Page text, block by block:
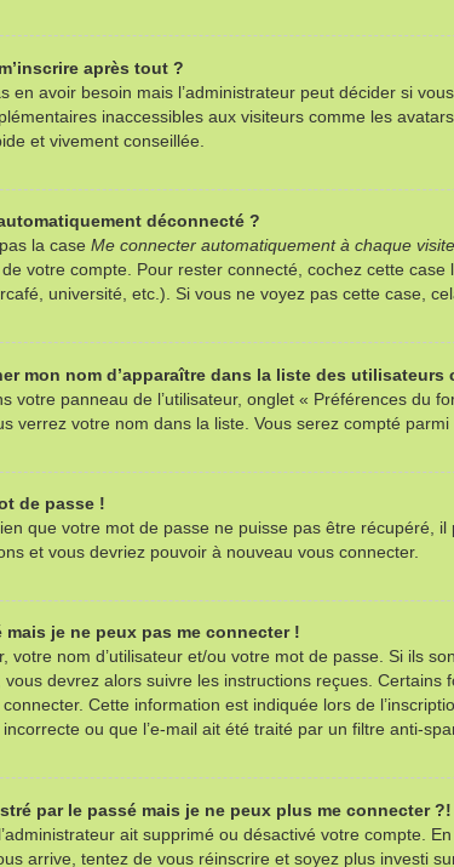
après tout ?
en avoir besoin mais l’administrateur peut décider si
inaccessibles aux visiteurs comme les
et vivement conseillée.
déconnecté ?
la case Me connecter automatiquement à chaque visite
de votre compte. Pour rester connecté, cochez cette
université, etc.). Si vous ne voyez pas cette case,
mon nom d’apparaître dans la liste des utilisateurs
votre panneau de l’utilisateur, onglet « Préférences du
verrez votre nom dans la liste. Vous serez compté parmi
de passe !
que votre mot de passe ne puisse pas être récupéré,
et vous devriez pouvoir à nouveau vous connecter.
je ne peux pas me connecter !
votre nom d’utilisateur et/ou votre mot de passe. Si ils
vous devrez alors suivre les instructions reçues.
Cette information est indiquée lors de
ou que l’e-mail ait été traité par un filtre anti-
par le passé mais je ne peux plus me connecter ?!
ait supprimé ou désactivé votre compte.
arrive, tentez de vous réinscrire et soyez plus investi